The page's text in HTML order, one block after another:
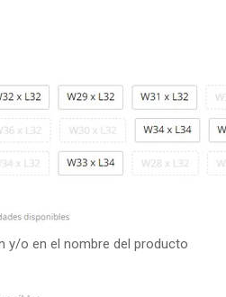
y/o en el nombre del producto